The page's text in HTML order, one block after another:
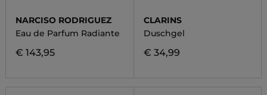
NARCISO RODRIGUEZ
Eau de Parfum Radiante
€ 143,95
CLARINS
Duschgel
€ 34,99